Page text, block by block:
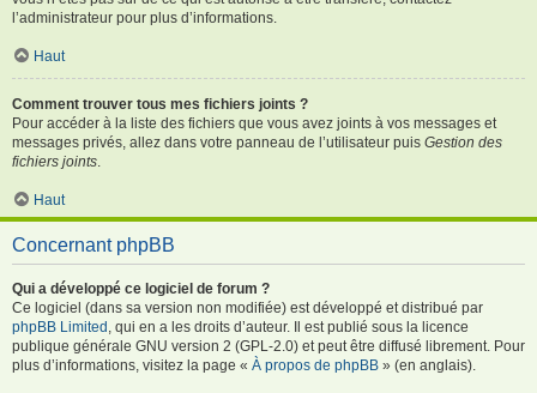
l’administrateur pour plus d’informations.
Haut
Comment trouver tous mes fichiers joints ?
Pour accéder à la liste des fichiers que vous avez joints à vos messages et
messages privés, allez dans votre panneau de l’utilisateur puis Gestion des
fichiers joints
Haut
Concernant phpBB
Qui a développé ce logiciel de forum ?
Ce logiciel (dans sa version non modifiée) est développé et distribué par
phpBB Limited , qui en a les droits d’auteur. Il est publié sous la licence
publique générale GNU version 2 (GPL-2.0) et peut être diffusé librement. Pour
plus d’informations, visitez la page « À propos de phpBB » (en anglais).